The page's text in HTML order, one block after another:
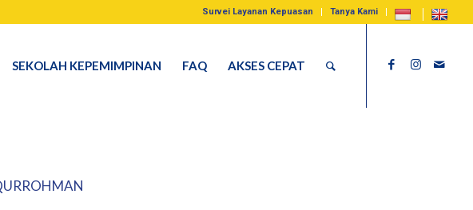
Survei Layanan Kepuasan Tanya Kami
SEKOLAH KEPEMIMPINAN FAQ AKSES CEPAT